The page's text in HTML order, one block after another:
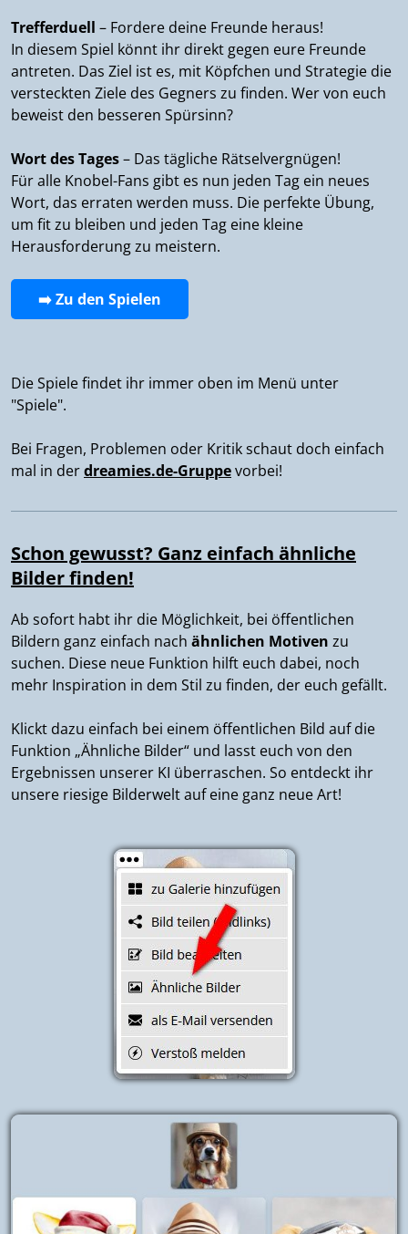
Trefferduell – Fordere deine Freunde heraus!
In diesem Spiel könnt ihr direkt gegen eure Freunde
antreten. Das Ziel ist es, mit Köpfchen und Strategie die
versteckten Ziele des Gegners zu finden. Wer von euch
beweist den besseren Spürsinn?
Wort des Tages– Das tägliche Rätselvergnügen!
Für alle Knobel-Fans gibt es nun jeden Tag ein neues
Wort, das erraten werden muss. Die perfekte Übung,
um fit zu bleiben und jeden Tag eine kleine
Herausforderung zu meistern.
➡️ Zu den Spielen
Die Spiele findet ihr immer oben im Menü unter
"Spiele".
Bei Fragen, Problemen oder Kritik schaut doch einfach
mal in derdreamies.de-Gruppevorbei!
Schon gewusst? Ganz einfach ähnliche
Bilder finden!
Ab sofort habt ihr die Möglichkeit, bei öffentlichen
Bildern ganz einfach nach ähnlichen Motiven zu
suchen. Diese neue Funktion hilft euch dabei, noch
mehr Inspiration in dem Stil zu finden, der euch gefällt.
Klickt dazu einfach bei einem öffentlichen Bild auf die
Funktion „Ähnliche Bilder“ und lasst euch von den
Ergebnissen unserer KI überraschen. So entdeckt ihr
unsere riesige Bilderwelt auf eine ganz neue Art!